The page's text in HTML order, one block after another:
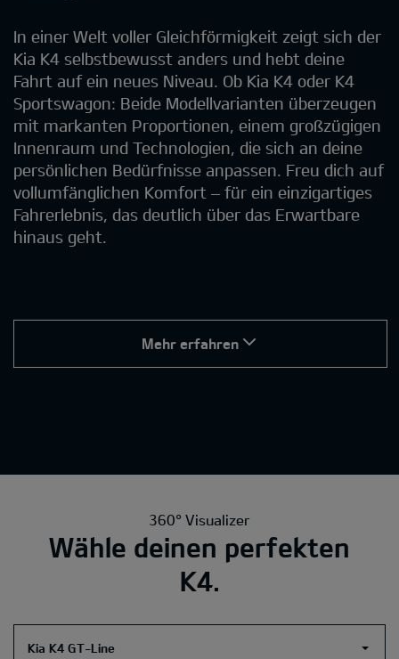
In einer Welt voller Gleichförmigkeit zeigt sich der
Kia K4 selbstbewusst anders und hebt deine
Fahrt auf ein neues Niveau. Ob Kia K4 oder K4
Sportswagon: Beide Modellvarianten überzeugen
mit markanten Proportionen, einem großzügigen
Innenraum und Technologien, die sich an deine
persönlichen Bedürfnisse anpassen. Freu dich auf
vollumfänglichen Komfort – für ein einzigartiges
Fahrerlebnis, das deutlich über das Erwartbare
hinaus geht.
Mehr erfahren
360° Visualizer
Wähle deinen perfekten
K4.
Kia K4 GT-Line